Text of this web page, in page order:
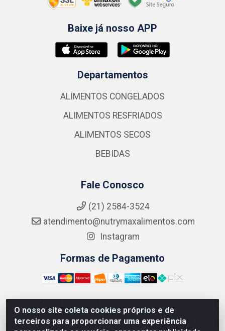
O nosso site coleta cookies próprios e de
terceiros para proporcionar uma experiência
Baixe já nosso APP
Departamentos
ALIMENTOS CONGELADOS
ALIMENTOS RESFRIADOS
ALIMENTOS SECOS
BEBIDAS
Fale Conosco
(21) 2584-3524
atendimento@nutrymaxalimentos.com
Instagram
Formas de Pagamento
NUTRY MAX COMÉRCIO DE PRODUTOS ALIMENTICIOS
LTDA - RUA DO FEIJÃO, 721 PENHA CIRCULAR/RJ -